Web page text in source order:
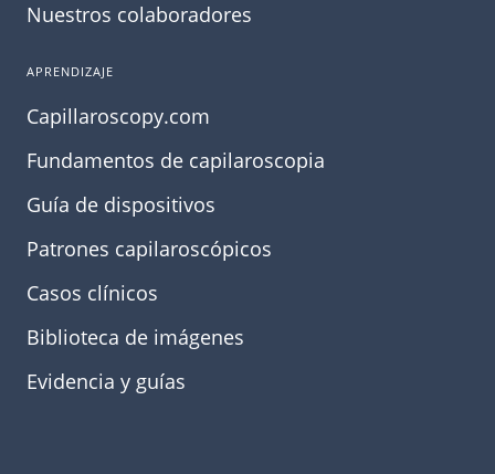
Nuestros colaboradores
APRENDIZAJE
Capillaroscopy.com
Fundamentos de capilaroscopia
Guía de dispositivos
Patrones capilaroscópicos
Casos clínicos
Biblioteca de imágenes
Evidencia y guías